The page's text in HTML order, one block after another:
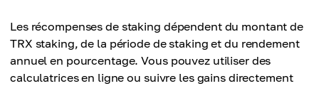
Les récompenses de staking dépendent du montant de
TRX staking, de la période de staking et du rendement
annuel en pourcentage. Vous pouvez utiliser des
calculatrices en ligne ou suivre les gains directement